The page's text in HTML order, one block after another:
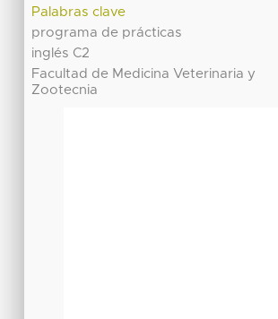
Palabras clave
programa de prácticas
inglés C2
Facultad de Medicina Veterinaria y
Zootecnia